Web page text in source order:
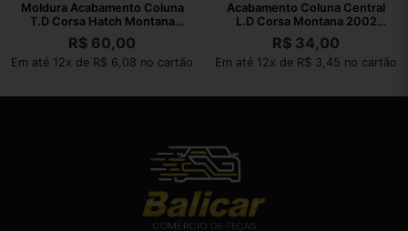
Moldura Acabamento Coluna
T.D Corsa Hatch Montana
02/10
R$ 60,00
Em até 12x de R$ 6,08 no cartão
Acabamento Coluna Central
L.D Corsa Montana 2002
2003 A 2010
R$ 34,00
Em até 12x de R$ 3,45 no cartão